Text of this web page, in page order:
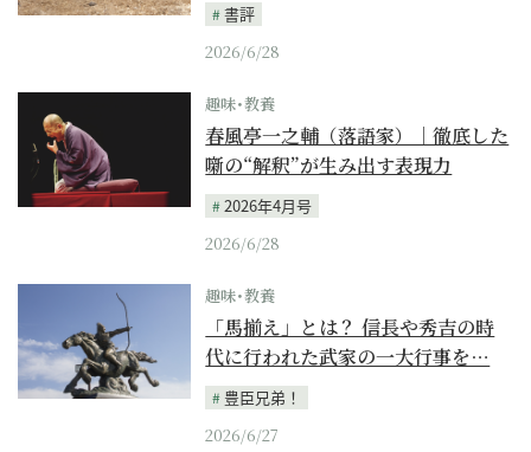
書評
2026/6/28
趣味･教養
春風亭一之輔（落語家）｜徹底した
噺の“解釈”が生み出す表現力
2026年4月号
2026/6/28
趣味･教養
「馬揃え」とは？ 信長や秀吉の時
代に行われた武家の一大行事を…
豊臣兄弟！
2026/6/27